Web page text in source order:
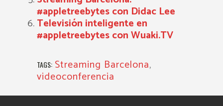
#appletreebytes con Didac Lee
Televisión inteligente en
#appletreebytes con Wuaki.TV
TAGS: Streaming Barcelona,
videoconferencia